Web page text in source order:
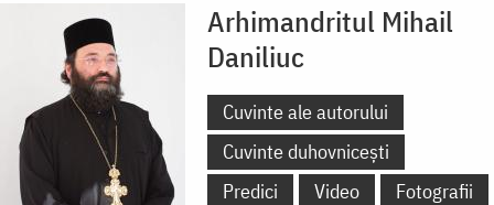
Arhimandritul Mihail
Daniliuc
Cuvinte ale autorului
Cuvinte duhovnicești
Predici
Video
Fotografii